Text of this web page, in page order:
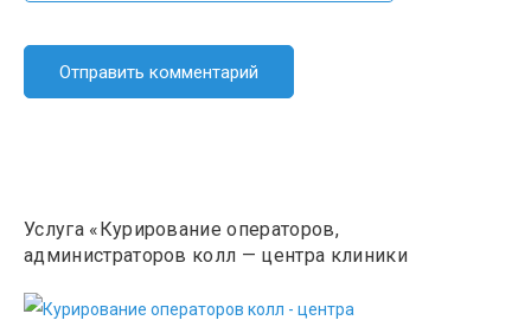
Услуга «Курирование операторов,
администраторов колл — центра клиники